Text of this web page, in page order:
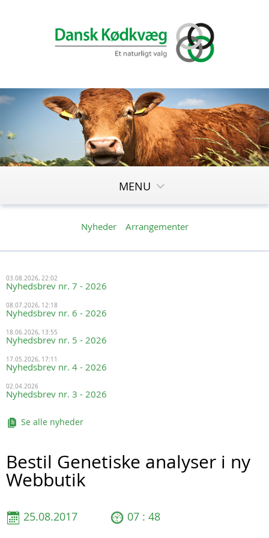
MENU
Nyheder Arrangementer
03.08.2026, 22:02
Nyhedsbrev nr. 7 - 2026
08.07.2026, 12:18
Nyhedsbrev nr. 6 - 2026
18.06.2026, 13:55
Nyhedsbrev nr. 5 - 2026
17.05.2026, 17:11
Nyhedsbrev nr. 4 - 2026
02.04.2026
Nyhedsbrev nr. 3 - 2026
Se alle nyheder
Bestil Genetiske analyser i ny
Webbutik
25.08.2017 07 : 48